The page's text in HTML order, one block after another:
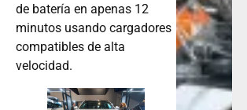
de batería en apenas 12
minutos usando cargadores
compatibles de alta
velocidad.